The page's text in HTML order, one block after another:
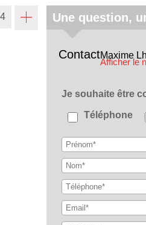
Une question,
Je souhaite être
Téléphone
ContactMaxime
Afficher le